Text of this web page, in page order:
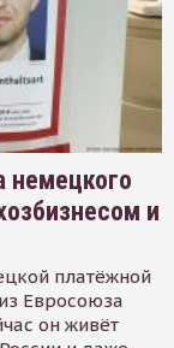
немецкого
и
платёжной
Евросоюза
он живёт